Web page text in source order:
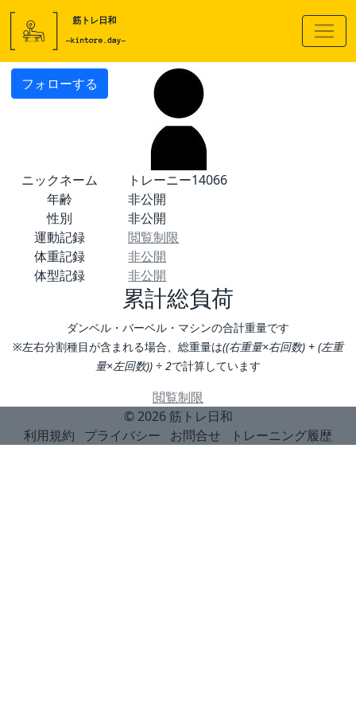
フォローする
ニックネーム
トレーニー14066
年齢
非公開
性別
非公開
運動記録
閲覧制限
体重記録
非公開
体型記録
非公開
累計総負荷
ダンベル・バーベル・マシンの合計重量です
※左右分割種目が含まれる場合、総重量は((右重量×右回数) + (左重
量×左回数)) ÷ 2で計算しています
閲覧制限
© 2026 筋トレ日和
利用規約
プライバシー お問合せ トレーニング履歴